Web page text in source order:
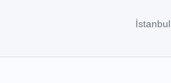
İstanbul